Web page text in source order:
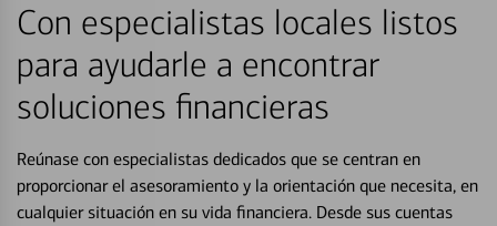
Con especialistas locales listos
para ayudarle a encontrar
soluciones financieras
Reúnase con especialistas dedicados que se centran en
proporcionar el asesoramiento y la orientación que necesita, en
cualquier situación en su vida financiera. Desde sus cuentas